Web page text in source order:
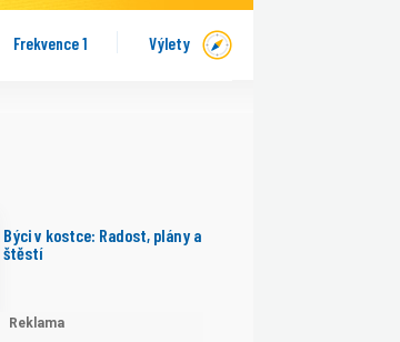
Frekvence 1 Výlety
Býci v kostce: Radost, plány a
štěstí